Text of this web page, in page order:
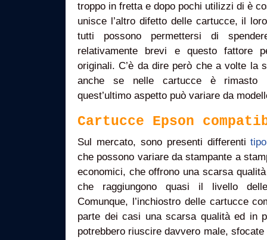
troppo in fretta e dopo pochi utilizzi di è
unisce l’altro difetto delle cartucce, il
tutti possono permettersi di
relativamente brevi e questo fattore
originali. C’è da dire però che a volte la
anche se nelle cartucce è rimasto
quest’ultimo aspetto può variare da
Cartucce Epson
Sul mercato, sono presenti differenti
che possono variare da stampante a
economici, che offrono una scarsa
che raggiungono quasi il livello
Comunque, l’inchiostro delle cartucce
parte dei casi una scarsa qualità ed in
potrebbero riuscire davvero male,